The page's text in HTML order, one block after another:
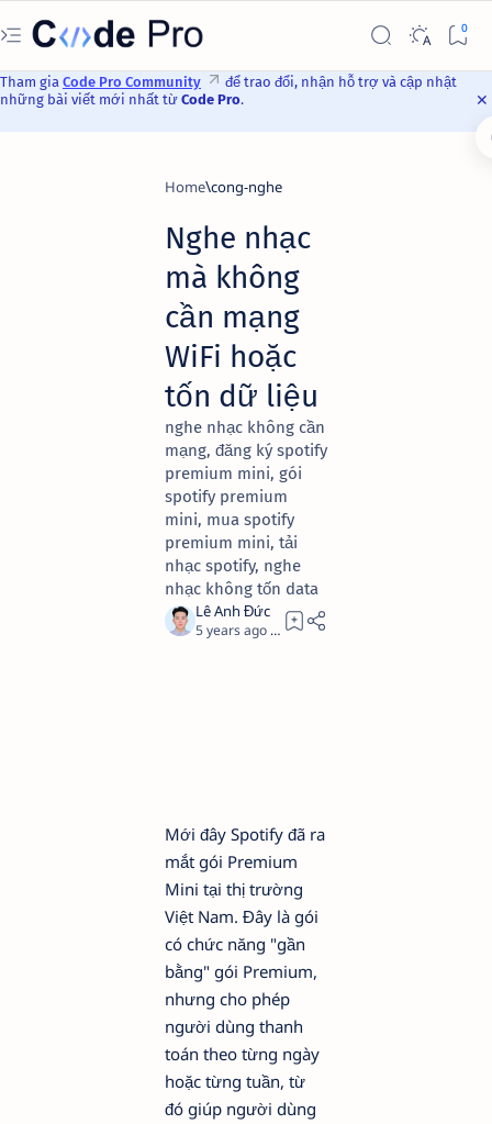
Tham gia Code Pro Community
để trao đổi, nhận hỗ trợ và cập nhật
những bài viết mới nhất từ Code Pro.
Home cong-nghe
Nghe nhạc
mà không
cần mạng
WiFi hoặc
tốn dữ liệu
nghe nhạc không cần
mạng, đăng ký spotify
premium mini, gói
spotify premium
mini, mua spotify
premium mini, tải
nhạc spotify, nghe
nhạc không tốn data
5 years ago 2
Mới đây Spotify đã ra
mắt gói Premium
Mini tại thị trường
Việt Nam. Đây là gói
có chức năng "gần
bằng" gói Premium,
nhưng cho phép
người dùng thanh
toán theo từng ngày
hoặc từng tuần, từ
đó giúp người dùng